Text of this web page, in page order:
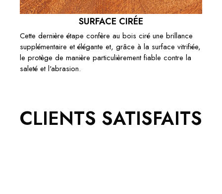
SURFACE CIRÉE
Cette dernière étape confère au bois ciré une brillance
supplémentaire et élégante et, grâce à la surface vitrifiée,
le protège de manière particulièrement fiable contre la
saleté et l'abrasion.
CLIENTS SATISFAITS